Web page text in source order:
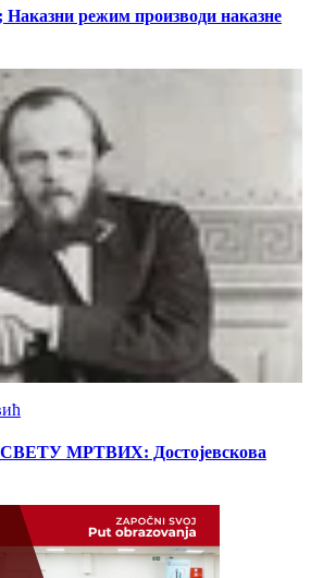
режим производи наказне
МРТВИХ: Достојевскова